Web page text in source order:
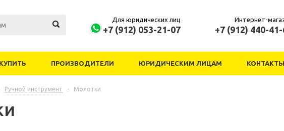
Для юридических лиц
+7 (912) 053-21-07
Интернет-
+7 (912) 440-41-
ПРОИЗВОДИТЕЛИ ЮРИДИЧЕСКИМ ЛИЦАМ КОНТАКТЫ
Ручной инструмент - Молотки